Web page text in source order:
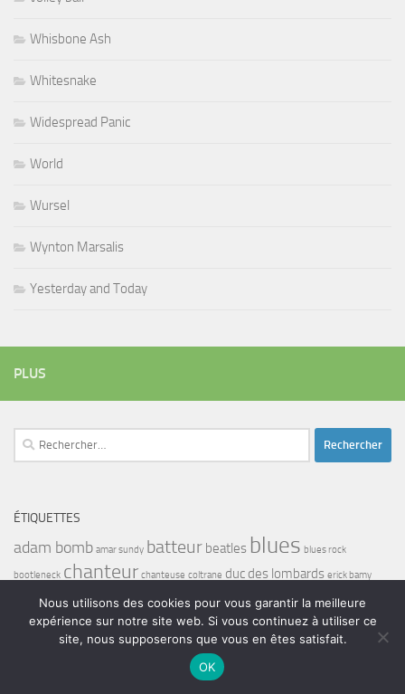
Whisbone Ash
Whitesnake
Widespread Panic
World
Wursel
Wynton Marsalis
Yesterday and Today
PLUS
Rechercher :
ÉTIQUETTES
adam bomb amar sundy batteur beatles blues blues rock
bootleneck chanteur chanteuse coltrane duc des lombards erick bamy
expo music femme de george harrison festival glenn hughes golf drouot groupe
guiariste guitariste herbie hancock janny loseth jazz joe louis walker
luther allison malien miles davis musicien
restaurant
Nous utilisons des cookies pour vous garantir la meilleure
expérience sur notre site web. Si vous continuez à utiliser ce
site, nous supposerons que vous en êtes satisfait.
OK